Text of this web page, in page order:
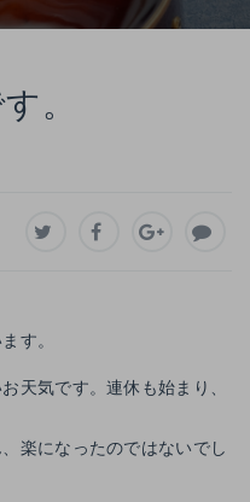
。
す。
天気です。連休も始まり、
楽になったのではないでし